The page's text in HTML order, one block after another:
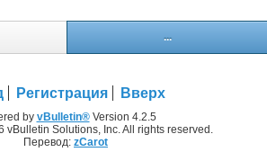
...
Регистрация Вверх
by vBulletin®Version 4.2.5
vBulletin Solutions, Inc. All rights reserved.
Перевод: zCarot